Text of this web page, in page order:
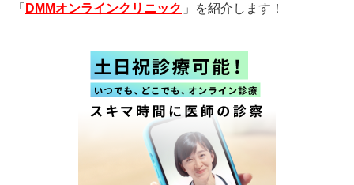
「 DMMオンラインクリニック 」を紹介します！